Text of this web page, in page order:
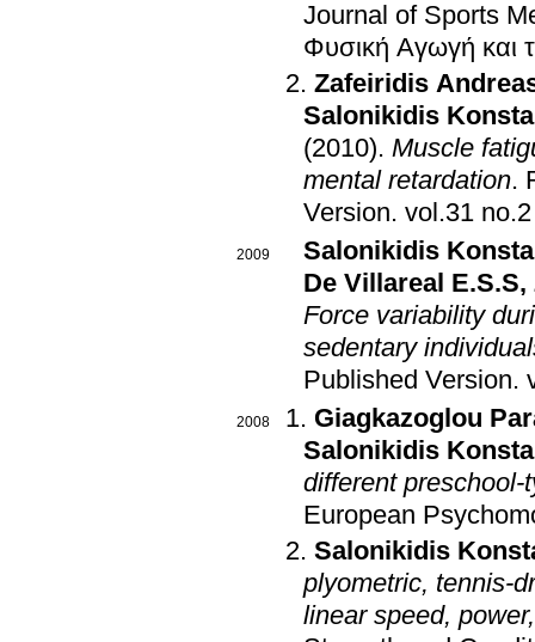
Journal of Sports
Φυσική Αγωγή και
Zafeiridis
Salonikidis
(2010). Muscle
mental retardation.
Version. vol.31
2009
Salonikidis
De Villareal E.S.S,
Force variability
sedentary
Published Version.
2008
Giagkazoglou
Salonikidis
different preschool-
European
Salonikidis
plyometric, tennis-
linear speed,